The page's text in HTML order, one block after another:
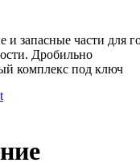
и запасные части для
Дробильно
комплекс под ключ